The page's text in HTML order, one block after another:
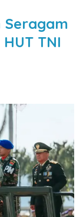
Seragam
TNI